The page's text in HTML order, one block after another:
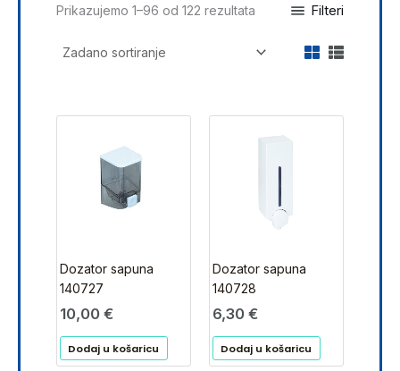
Prikazujemo 1–96 od 122 rezultata Filteri
Dozator sapuna
140727
10,00 €
Dodaj u košaricu
Dozator sapuna
140728
6,30 €
Dodaj u košaricu